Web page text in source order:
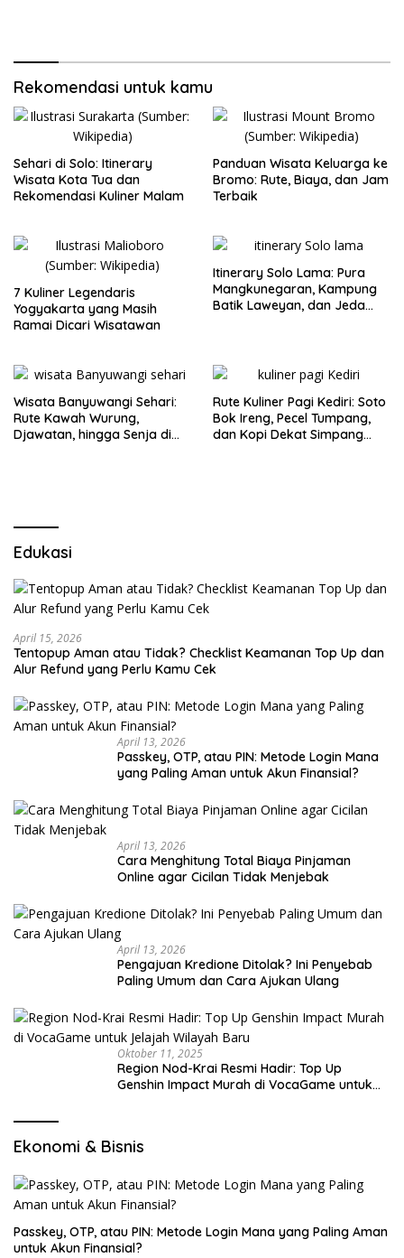
Rekomendasi untuk kamu
Sehari di Solo: Itinerary
Wisata Kota Tua dan
Rekomendasi Kuliner Malam
Panduan Wisata Keluarga ke
Bromo: Rute, Biaya, dan Jam
Terbaik
7 Kuliner Legendaris
Yogyakarta yang Masih
Ramai Dicari Wisatawan
Itinerary Solo Lama: Pura
Mangkunegaran, Kampung
Batik Laweyan, dan Jeda
Wisata Banyuwangi Sehari:
Rute Kawah Wurung,
Djawatan, hingga Senja di
Rute Kuliner Pagi Kediri: Soto
Bok Ireng, Pecel Tumpang,
dan Kopi Dekat Simpang
Edukasi
April 15, 2026
Tentopup Aman atau Tidak? Checklist Keamanan Top Up dan
Alur Refund yang Perlu Kamu Cek
April 13, 2026
Passkey, OTP, atau PIN: Metode Login Mana
yang Paling Aman untuk Akun Finansial?
April 13, 2026
Cara Menghitung Total Biaya Pinjaman
Online agar Cicilan Tidak Menjebak
April 13, 2026
Pengajuan Kredione Ditolak? Ini Penyebab
Paling Umum dan Cara Ajukan Ulang
Oktober 11, 2025
Region Nod-Krai Resmi Hadir: Top Up
Genshin Impact Murah di VocaGame untuk
Ekonomi & Bisnis
Passkey, OTP, atau PIN: Metode Login Mana yang Paling Aman
untuk Akun Finansial?